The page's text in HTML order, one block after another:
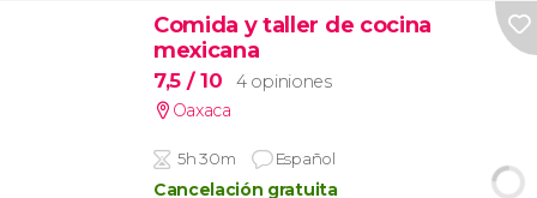
Comida y taller de cocina
mexicana
7,5 / 10
4 opiniones
Oaxaca
5h 30m Español
Cancelación gratuita